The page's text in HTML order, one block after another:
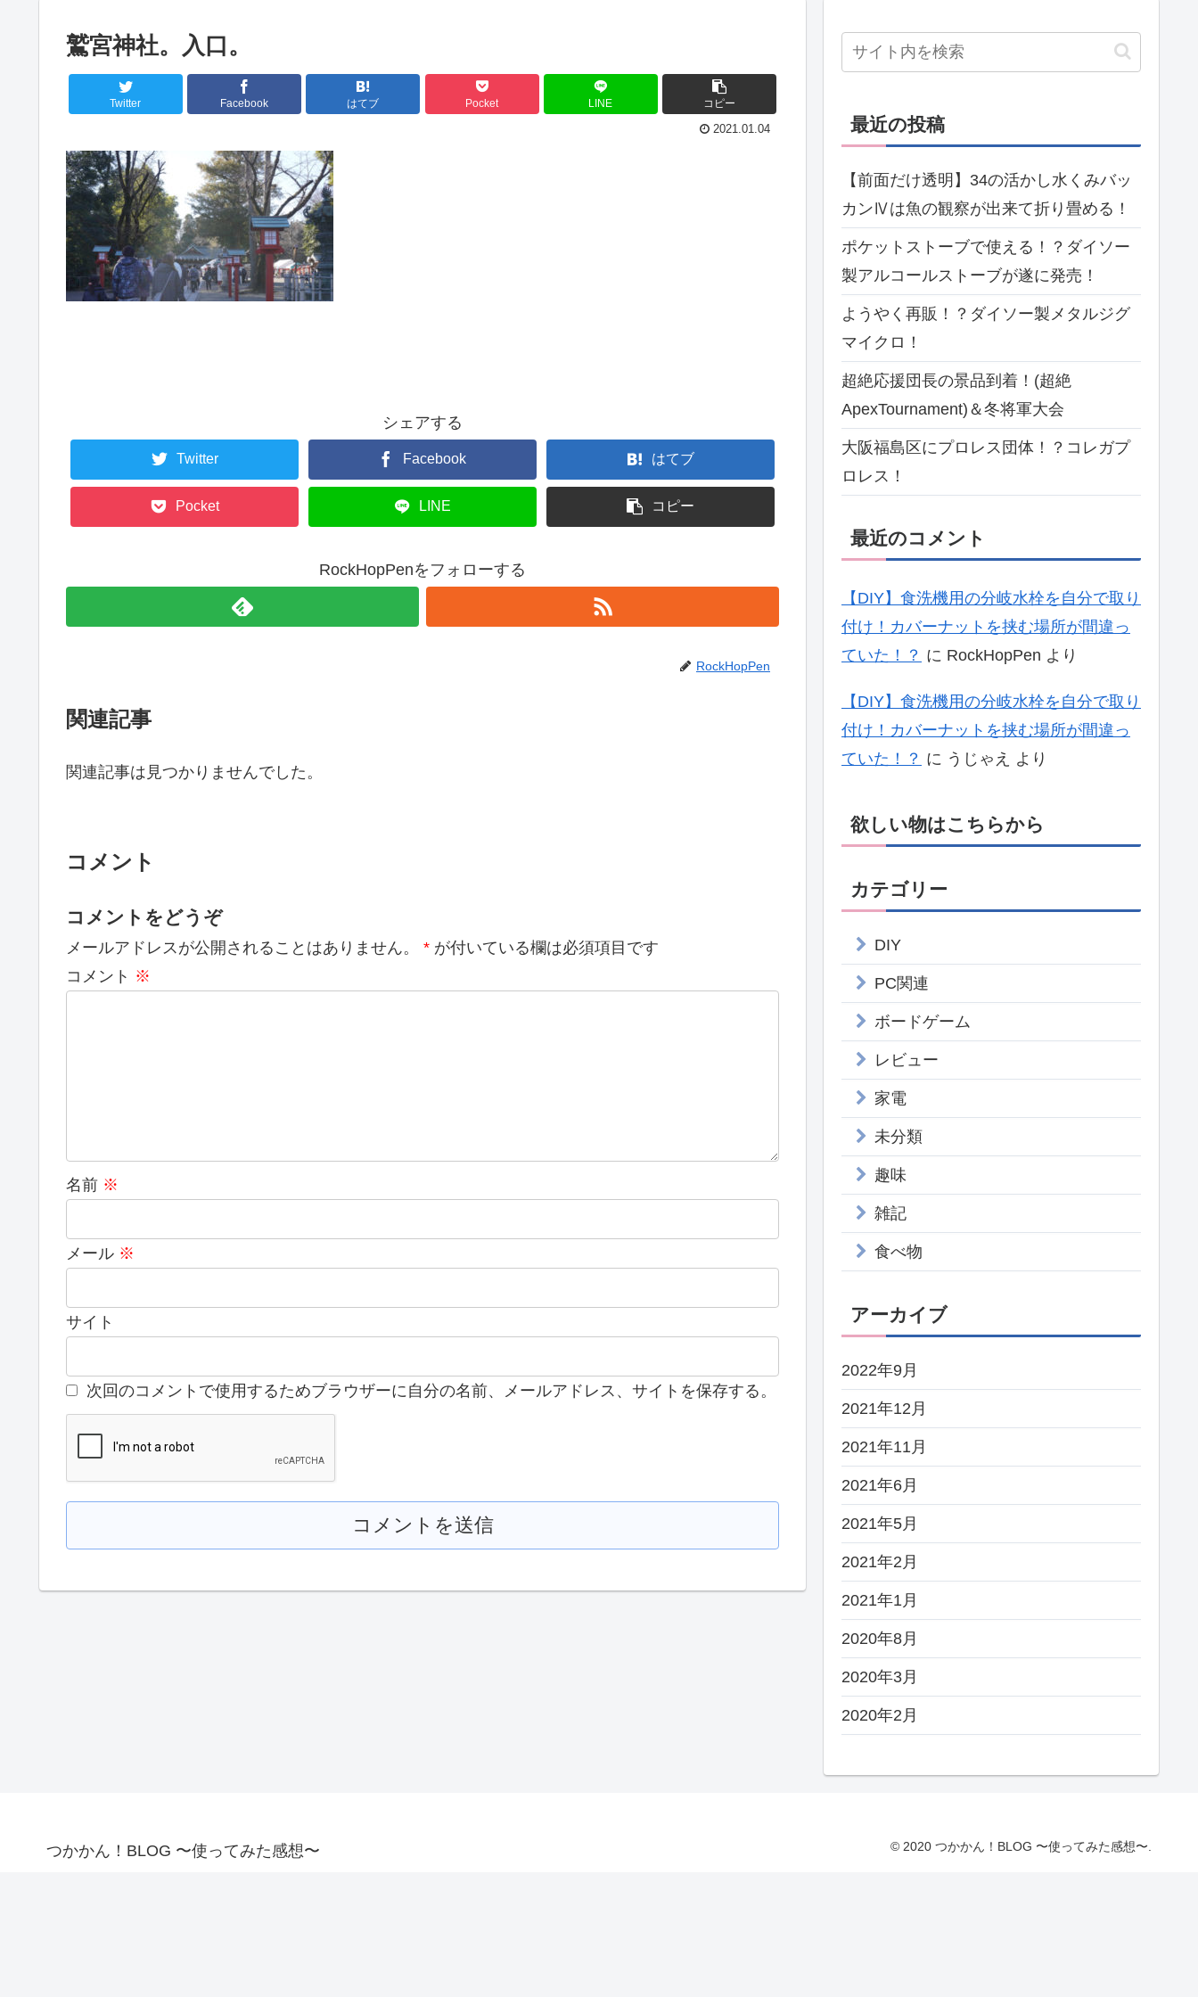
鷲宮神社。入口。
Twitter Facebook はてブ Pocket LINE コピー
2021.01.04
シェアする
Twitter Facebook はてブ
Pocket LINE コピー
RockHopPenをフォローする
RockHopPen
関連記事
関連記事は見つかりませんでした。
コメント
コメントをどうぞ
メールアドレスが公開されることはありません。 * が付いている欄は必須項目です
コメント ※
名前 ※
メール ※
サイト
次回のコメントで使用するためブラウザーに自分の名前、メールアドレス、サイトを保存する。
最近の投稿
【前面だけ透明】34の活かし水くみバッ
カンⅣは魚の観察が出来て折り畳める！
ポケットストーブで使える！？ダイソー
製アルコールストーブが遂に発売！
ようやく再販！？ダイソー製メタルジグ
マイクロ！
超絶応援団長の景品到着！(超絶
ApexTournament)＆冬将軍大会
大阪福島区にプロレス団体！？コレガプ
ロレス！
最近のコメント
【DIY】食洗機用の分岐水栓を自分で取り
付け！カバーナットを挟む場所が間違っ
ていた！？ に RockHopPen より
【DIY】食洗機用の分岐水栓を自分で取り
付け！カバーナットを挟む場所が間違っ
ていた！？ に うじゃえ より
欲しい物はこちらから
カテゴリー
DIY
PC関連
ボードゲーム
レビュー
家電
未分類
趣味
雑記
食べ物
アーカイブ
2022年9月
2021年12月
2021年11月
2021年6月
2021年5月
2021年2月
2021年1月
2020年8月
2020年3月
2020年2月
つかかん！BLOG 〜使ってみた感想〜 © 2020 つかかん！BLOG 〜使ってみた感想〜.